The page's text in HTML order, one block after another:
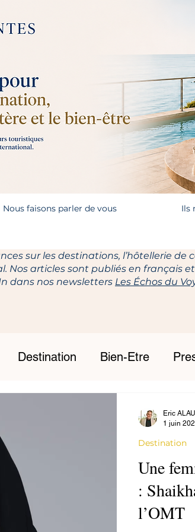
Nous faisons parler de vous Ils
sur les destinations, l’hôtellerie
Nos articles sont publiés en français
dans nos newsletters Les Échos du
Destination Bien-Etre
Une
:
l’OMT
Destination
Eric
1 juin